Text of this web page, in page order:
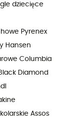
dziecięce
Pyrenex
Hansen
Columbia
Diamond
Assos